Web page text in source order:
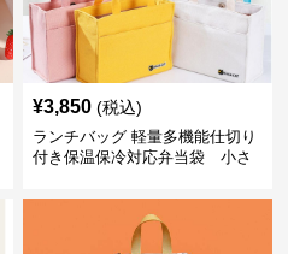
¥3,850 (税込)
ランチバッグ 軽量多機能仕切り
付き保温保冷対応弁当袋 小さ